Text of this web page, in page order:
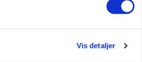
Vis detaljer
ny gødskningslov: Sådan